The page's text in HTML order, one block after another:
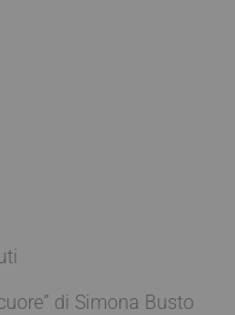
di Simona Busto